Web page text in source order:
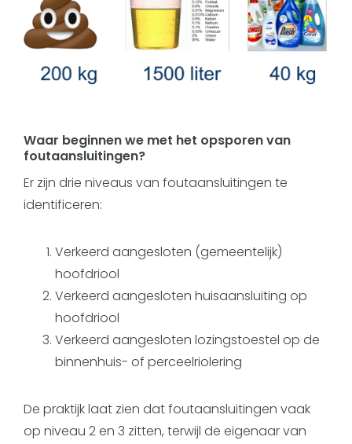
Waar beginnen we met het opsporen van
foutaansluitingen?
Er zijn drie niveaus van foutaansluitingen te
identificeren:
Verkeerd aangesloten (gemeentelijk)
hoofdriool
Verkeerd aangesloten huisaansluiting op
hoofdriool
Verkeerd aangesloten lozingstoestel op de
binnenhuis- of perceelriolering
De praktijk laat zien dat foutaansluitingen vaak
op niveau 2 en 3 zitten, terwijl de eigenaar van